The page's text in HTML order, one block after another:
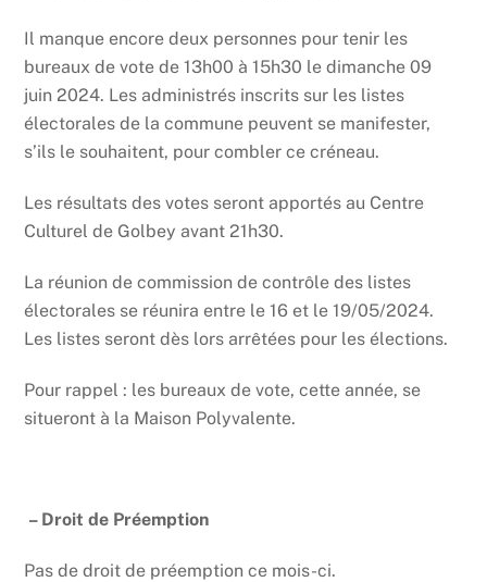
Il manque encore deux personnes pour tenir les
bureaux de vote de 13h00 à 15h30 le dimanche 09
juin 2024. Les administrés inscrits sur les listes
électorales de la commune peuvent se manifester,
s’ils le souhaitent, pour combler ce créneau.
Les résultats des votes seront apportés au Centre
Culturel de Golbey avant 21h30.
La réunion de commission de contrôle des listes
électorales se réunira entre le 16 et le 19/05/2024.
Les listes seront dès lors arrêtées pour les élections.
Pour rappel : les bureaux de vote, cette année, se
situeront à la Maison Polyvalente.
– Droit de Préemption
Pas de droit de préemption ce mois-ci.